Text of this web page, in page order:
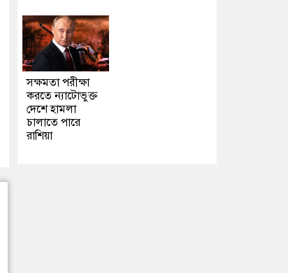
সক্ষমতা পরীক্ষা
করতে ন্যাটোভুক্ত
দেশে হামলা
চালাতে পারে
রাশিয়া